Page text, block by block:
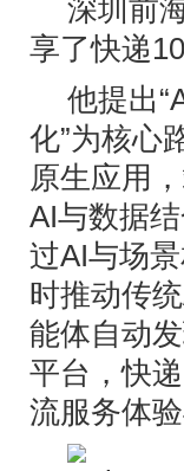
深圳前
享了快递
他提出
化”为核心
原生应用
AI与数据
过AI与场
时推动传
能体自动
平台，快
流服务体